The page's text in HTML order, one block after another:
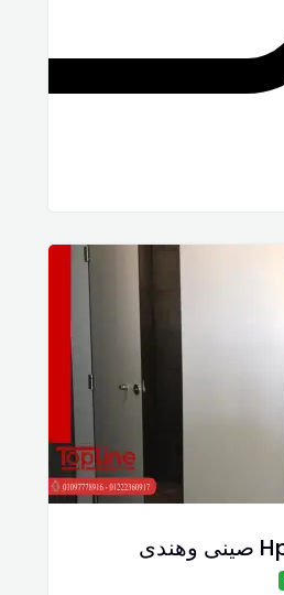
توريد قواطيع HpL صينى وهندى